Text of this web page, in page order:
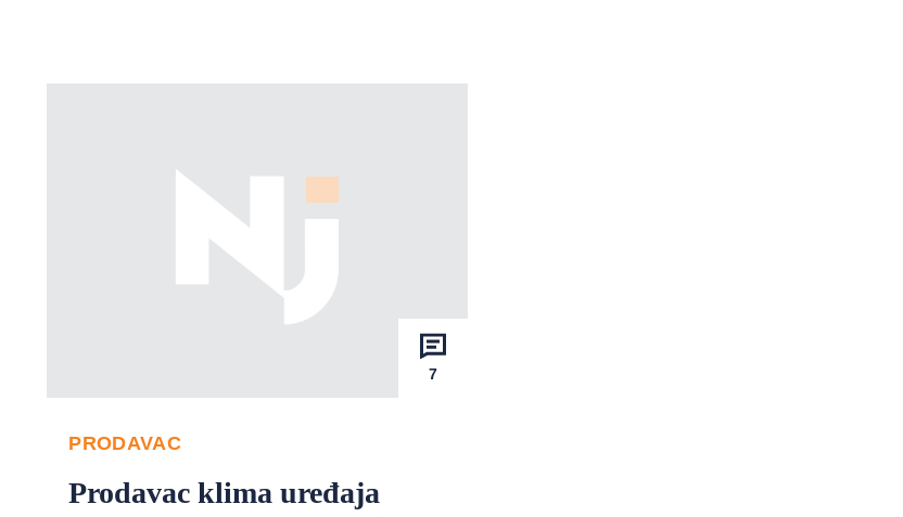
7
PRODAVAC
Prodavac klima uređaja